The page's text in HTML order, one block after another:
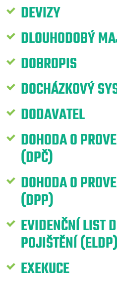
DEVIZY
DLOUHODOBÝ
DOBROPIS
DOCHÁZKOVÝ
DODAVATEL
DOHODA O
(DPČ)
DOHODA O
(DPP)
EVIDENČNÍ LIST
POJIŠTĚNÍ (ELDP)
EXEKUCE